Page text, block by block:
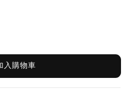
入購物車